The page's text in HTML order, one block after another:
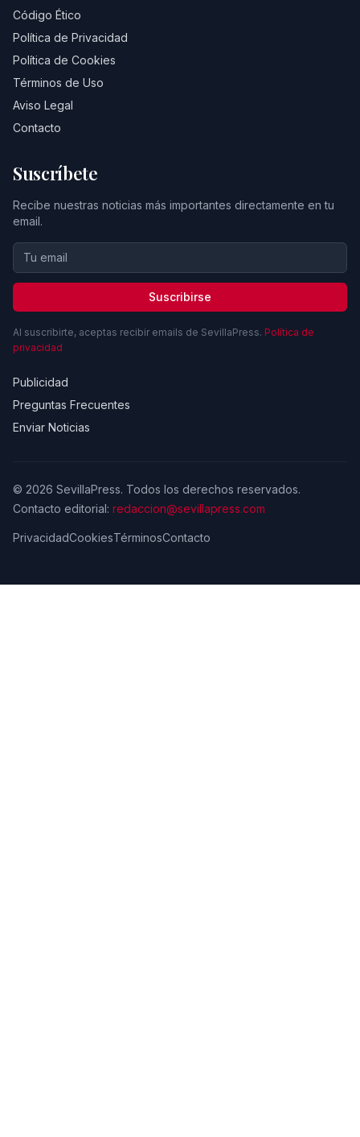
Código Ético
Política de Privacidad
Política de Cookies
Términos de Uso
Aviso Legal
Contacto
Suscríbete
Recibe nuestras noticias más importantes directamente en tu
email.
Suscribirse
Al suscribirte, aceptas recibir emails de SevillaPress. Política de
privacidad
Publicidad
Preguntas Frecuentes
Enviar Noticias
© 2026 SevillaPress. Todos los derechos reservados.
Contacto editorial: redaccion@sevillapress.com
PrivacidadCookiesTérminosContacto